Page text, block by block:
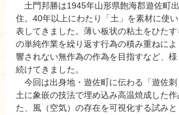
土門邦勝は1945年山形県飽海郡遊佐町
住。40年以上にわたり「土」を素材に使
表してきました。薄い板状の粘土をひた
の単純作業を繰り返す行為の積み重ねに
響されない無作為の作為を目指すなど、
続けてきました。
今回は出身地・遊佐町に伝わる「遊佐
土に象嵌の技法で埋め込み高温焼成した
た、風（空気）の存在を可視化する試み